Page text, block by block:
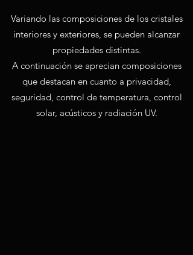
Variando las composiciones de los cristales
interiores y exteriores, se pueden alcanzar
propiedades distintas.
A continuación se aprecian composiciones
que destacan en cuanto a privacidad,
seguridad, control de temperatura, control
solar, acústicos y radiación UV.